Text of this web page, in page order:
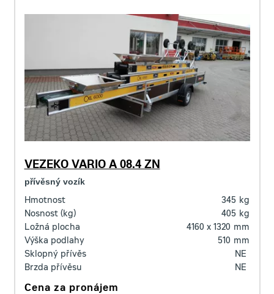
VEZEKO VARIO A 08.4 ZN
přívěsný vozík
Hmotnost 345 kg
Nosnost (kg)
405 kg
Ložná plocha
4160 x 1320 mm
Výška podlahy
510 mm
Sklopný přívěs
NE
Brzda přívěsu
NE
Cena za pronájem